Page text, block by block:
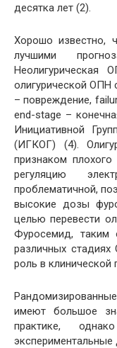
десятка лет (2).
Хорошо известно,
лучшими
Неолигурическая
олигурической ОПН
– повреждение,
end-stage –
Инициативной
(ИГКОГ) (4).
признаком
регуляцию
проблематичной,
высокие дозы
целью перевести
Фуросемид, таким
различных
роль в клинической
имеют большое
практике,